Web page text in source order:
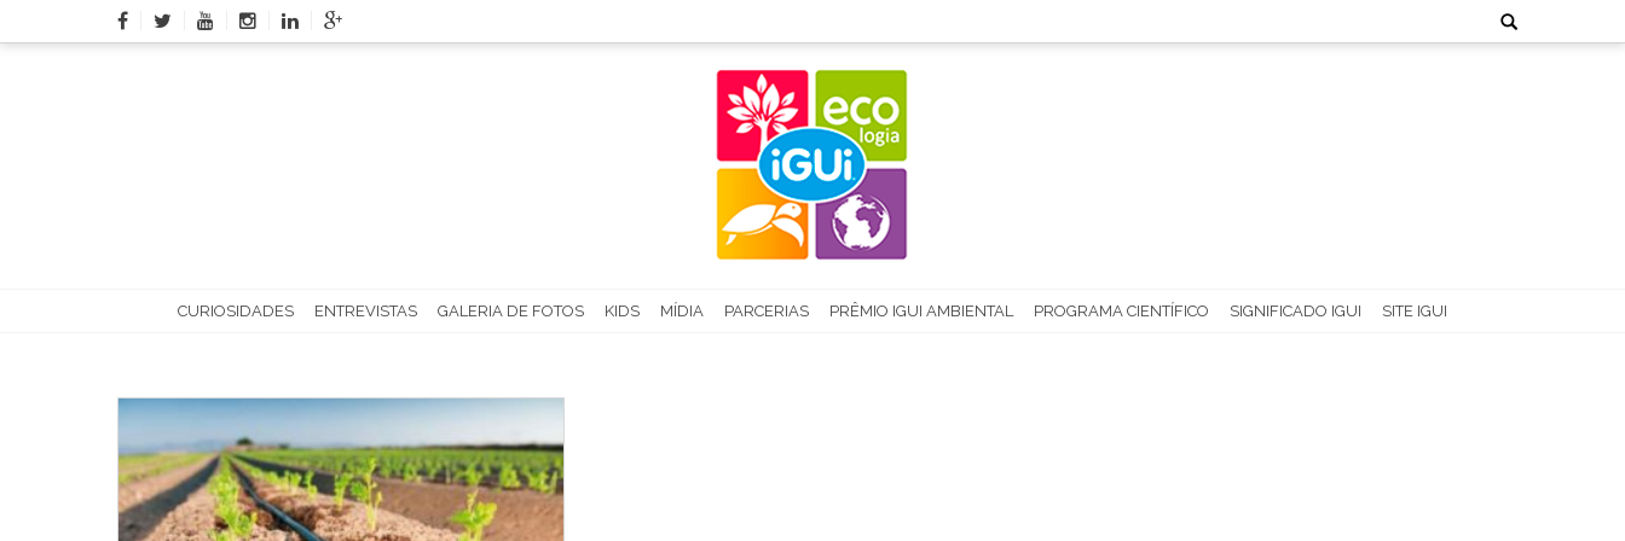
to
Search
for:
CURIOSIDADES ENTREVISTAS GALERIA DE FOTOS KIDS MÍDIA PARCERIAS PRÊMIO IGUI AMBIENTAL PROGRAMA CIENTÍFICO SIGNIFICADO IGUI SITE IGUI